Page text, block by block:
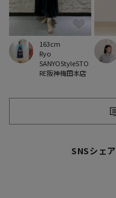
SANYOStyleSTO
RE阪神梅田本店
Ryo
163cm
SNSシェア